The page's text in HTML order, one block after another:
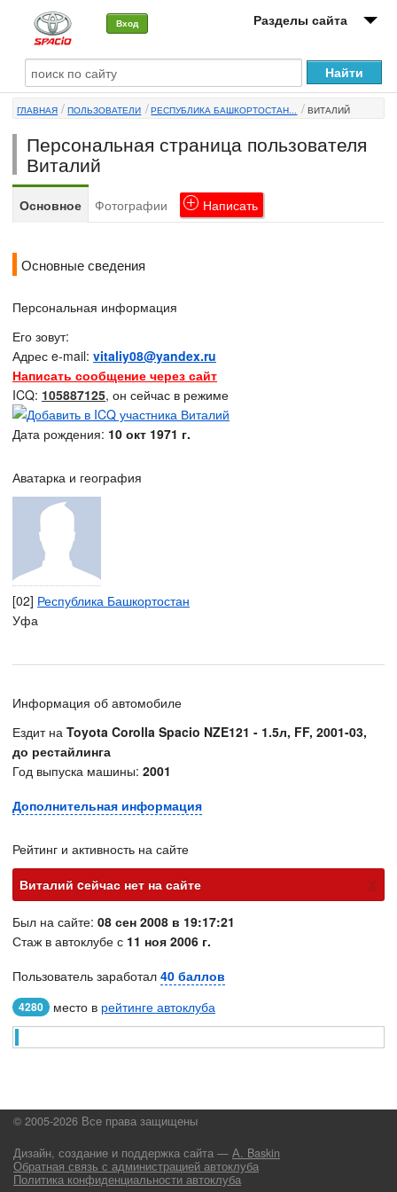
Вход Разделы сайта
О машине
Автоклуб
Форумы
Сервисы и услуги
ГЛАВНАЯ ПОЛЬЗОВАТЕЛИ РЕСПУБЛИКА БАШКОРТОСТАН... ВИТАЛИЙ
Персональная страница пользователя
Виталий
Основное Фотографии Написать
Основные сведения
Персональная информация
Его зовут:
Адрес e-mail: vitaliy08@yandex.ru
Написать сообщение через сайт
ICQ: 105887125, он сейчас в режиме
Дата рождения: 10 окт 1971 г.
Аватарка и география
[02] Республика Башкортостан
Уфа
Информация об автомобиле
Ездит на Toyota Corolla Spacio NZE121 - 1.5л, FF, 2001-03,
до рестайлинга
Год выпуска машины: 2001
Дополнительная информация
Рейтинг и активность на сайте
Виталий cейчас нет на сайте
х
Был на сайте: 08 сен 2008 в 19:17:21
Стаж в автоклубе с 11 ноя 2006 г.
Пользователь заработал 40 баллов
4280 место в рейтинге автоклуба
© 2005-2026 Все права защищены
Дизайн, создание и поддержка сайта — А. Baskin
Обратная связь с администрацией автоклуба
Политика конфиденциальности автоклуба